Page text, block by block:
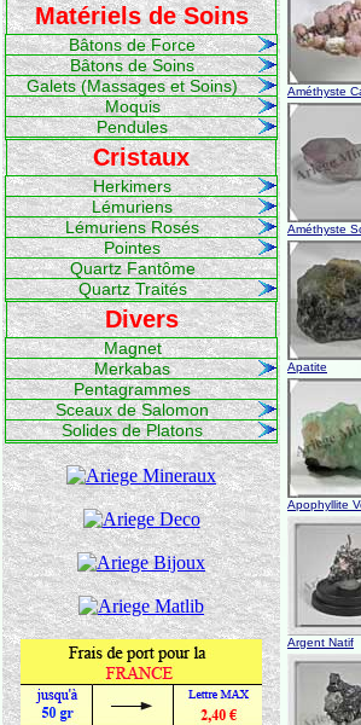
Matériels de Soins
Bâtons de Force
Bâtons de Soins
Galets (Massages et Soins)
Moquis
Pendules
Cristaux
Herkimers
Lémuriens
Lémuriens Rosés
Pointes
Quartz Fantôme
Quartz Traités
Divers
Magnet
Merkabas
Pentagrammes
Sceaux de Salomon
Solides de Platons
Améthyste
Améthyste
Apatite
Apophyllite
Argent Natif